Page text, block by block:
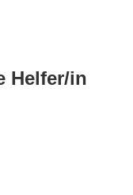
Helfer/in